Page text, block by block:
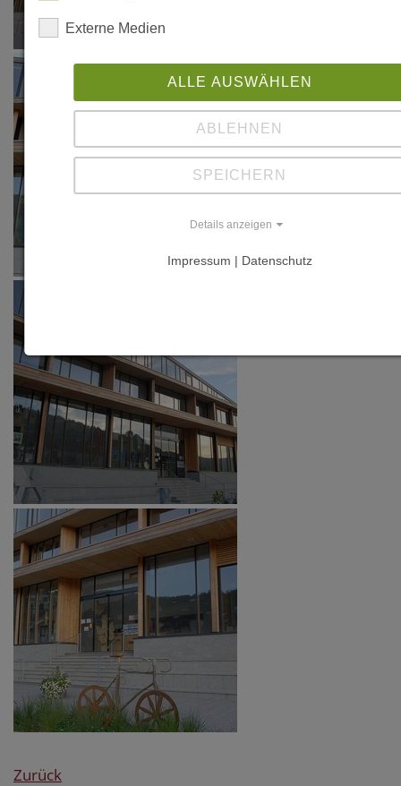
Zurück
Externe Medien
ALLE AUSWÄHLEN
ABLEHNEN
SPEICHERN
Details anzeigen
Impressum | Datenschutz